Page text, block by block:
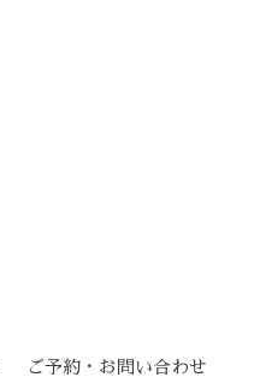
ご予約・お問い合わせ